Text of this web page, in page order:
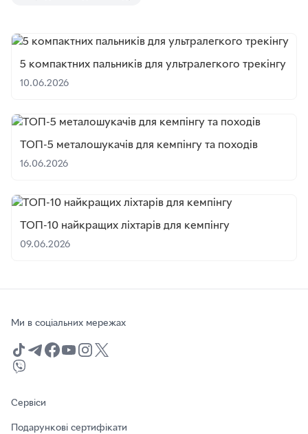
5 компактних пальників для ультралегкого трекінгу
10.06.2026
ТОП-5 металошукачів для кемпінгу та походів
16.06.2026
ТОП-10 найкращих ліхтарів для кемпінгу
09.06.2026
Ми в соціальних мережах
Сервіси
Подарункові сертифікати